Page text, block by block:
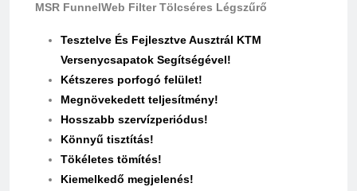
MSR FunnelWeb Filter Tölcséres Légszűrő
Tesztelve És Fejlesztve Ausztrál KTM
Versenycsapatok Segítségével!
Kétszeres porfogó felület!
Megnövekedett teljesítmény!
Hosszabb szervízperiódus!
Könnyű tisztítás!
Tökéletes tömítés!
Kiemelkedő megjelenés!